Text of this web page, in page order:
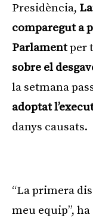
Presidència,
comparegut a
Parlamentper
sobre el
la setmana
adoptat
danys causats.
“La primera
meu equip”,